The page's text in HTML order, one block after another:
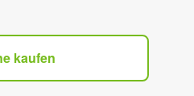
kaufen